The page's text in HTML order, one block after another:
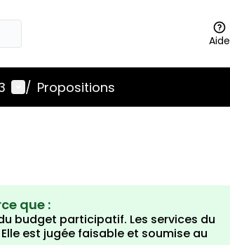
Aide
Menu utilisateur
/ Propositions
que :
budget participatif. Les services du
est jugée faisable et soumise au